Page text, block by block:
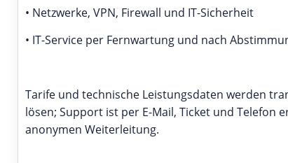
• Netzwerke, VPN, Firewall und IT-Sicherheit
• IT-Service per Fernwartung und nach
Tarife und technische Leistungsdaten werden
lösen; Support ist per E-Mail, Ticket und
anonymen Weiterleitung.